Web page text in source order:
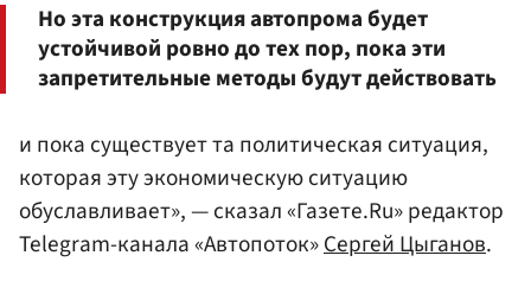
Но эта конструкция автопрома будет
устойчивой ровно до тех пор, пока эти
запретительные методы будут действовать
и пока существует та политическая ситуация,
которая эту экономическую ситуацию
обуславливает», — сказал «Газете.Ru» редактор
Telegram-канала «Автопоток»Сергей Цыганов.